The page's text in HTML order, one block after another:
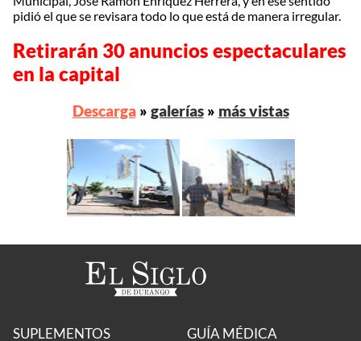
pidió el que se revisara todo lo que está de manera irregular.
Retirarán 30 anuncios espectaculares
en la capital
Descarga» galerías» más vistas
SUPLEMENTOS GUÍA MÉDICA